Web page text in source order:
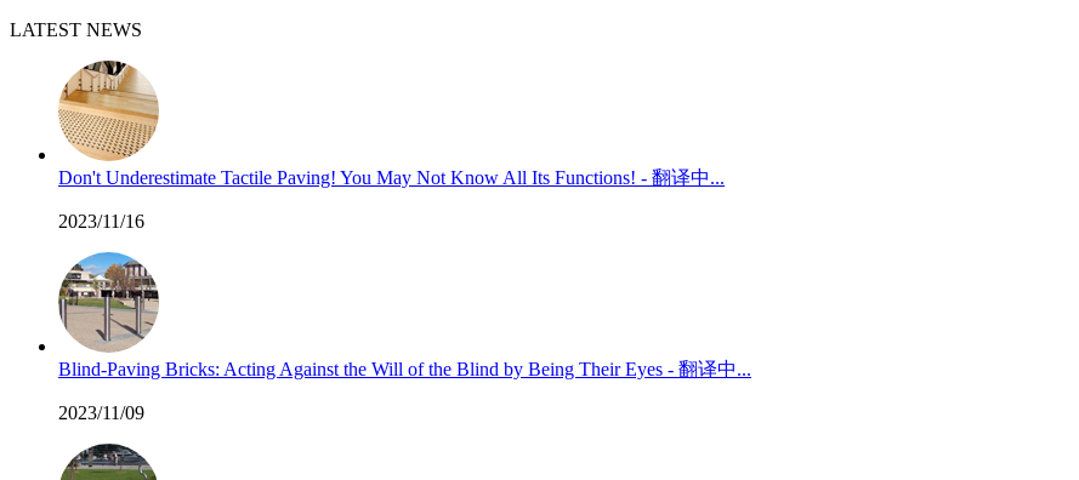
LATEST NEWS
Don't Underestimate Tactile Paving! You May Not Know All Its Functions! - 翻译中...
2023/11/16
Blind-Paving Bricks: Acting Against the Will of the Blind by Being Their Eyes - 翻译中...
2023/11/09